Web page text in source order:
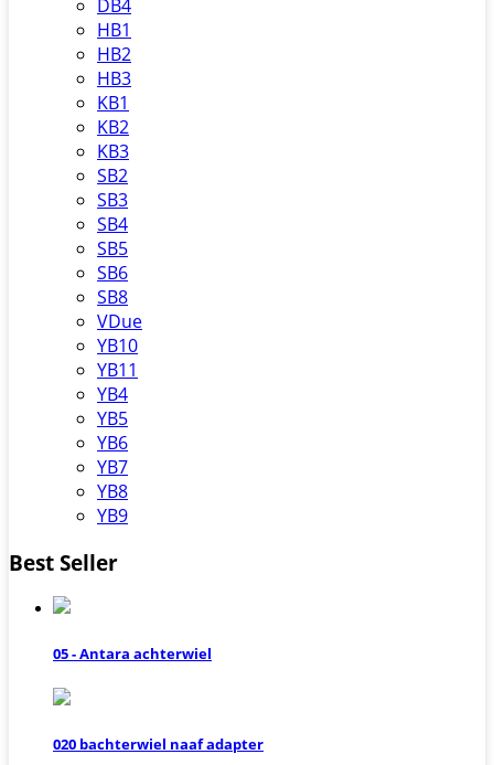
DB4
HB1
HB2
HB3
KB1
KB2
KB3
SB2
SB3
SB4
SB5
SB6
SB8
VDue
YB10
YB11
YB4
YB5
YB6
YB7
YB8
YB9
Best Seller
05 - Antara achterwiel
020 bachterwiel naaf adapter